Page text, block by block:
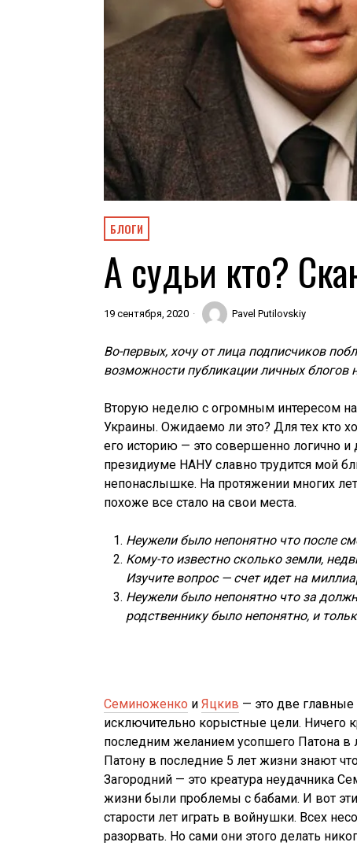
БЛОГИ
А судьи кто?
19 сентября, 2020 Pavel Putilovskiy
Во-первых, хочу от лица подписчиков
возможности публикации личных блогов
Вторую неделю с огромным интересом
Украины. Ожидаемо ли это? Для тех кто
его историю — это совершенно логично
президиуме НАНУ славно трудится мой
непонаслышке. На протяжении многих
похоже все стало на свои места.
Неужели было непонятно что после
Кому-то известно сколько земли,
Изучите вопрос — счет идет на
Неужели было непонятно что за
родственнику было непонятно, и
Семиноженко и Яцкив — это две
исключительно корыстные цели. Ничего
последним желанием усопшего Патона в
Патону в последние 5 лет жизни знают
Загородний — это креатура неудачника
жизни были проблемы с бабами. И вот
старости лет играть в войнушки. Всех
разорвать. Но сами они этого делать